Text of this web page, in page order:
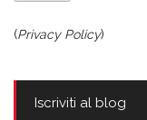
(Privacy Policy)
Iscriviti al blog